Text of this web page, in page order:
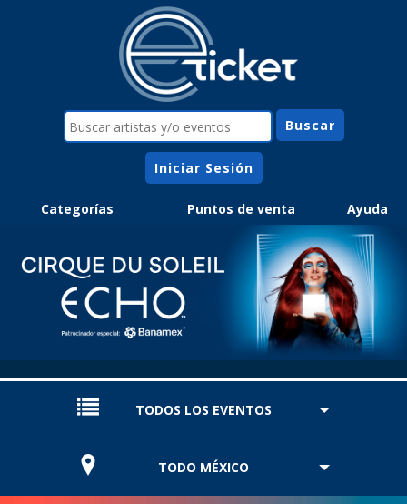
Iniciar Sesión
Categorías Puntos de venta Ayuda
TODOS LOS EVENTOS
TODO MÉXICO